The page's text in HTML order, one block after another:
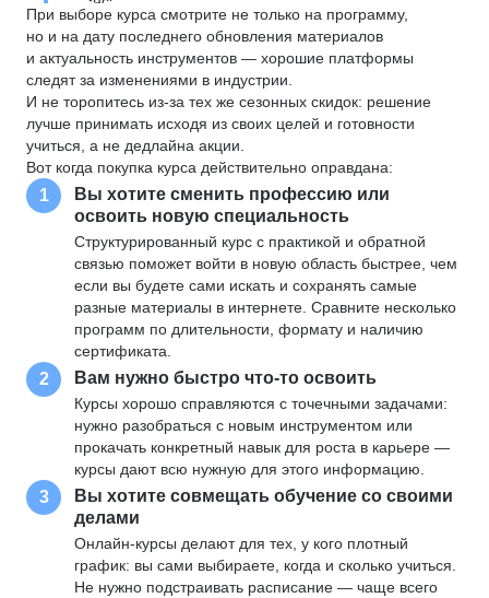
При выборе курса смотрите не только на программу,
но и на дату последнего обновления материалов
и актуальность инструментов — хорошие платформы
следят за изменениями в индустрии.
И не торопитесь из-за тех же сезонных скидок: решение
лучше принимать исходя из своих целей и готовности
учиться, а не дедлайна акции.
Вот когда покупка курса действительно оправдана:
1
Вы хотите сменить профессию или
освоить новую специальность
Структурированный курс с практикой и обратной
связью поможет войти в новую область быстрее, чем
если вы будете сами искать и сохранять самые
разные материалы в интернете. Сравните несколько
программ по длительности, формату и наличию
сертификата.
2 Вам нужно быстро что-то освоить
Курсы хорошо справляются с точечными задачами:
нужно разобраться с новым инструментом или
прокачать конкретный навык для роста в карьере —
курсы дают всю нужную для этого информацию.
3
Вы хотите совмещать обучение со своими
делами
Онлайн-курсы делают для тех, у кого плотный
график: вы сами выбираете, когда и сколько учиться.
Не нужно подстраивать расписание — чаще всего